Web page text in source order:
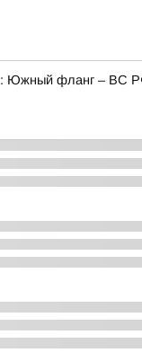
Южный фланг – ВС